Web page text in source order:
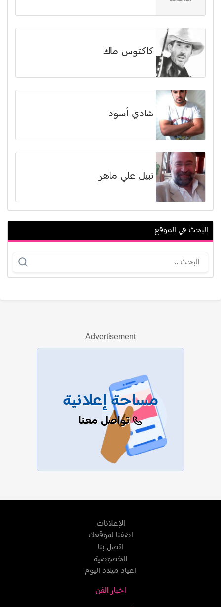
كاكتوس ماك
شادي أسود
نبيل علي ماهر
سيلفيا سيدني
عرض الكل
البحث في الموقع
Advertisement
مساحة إعلانية
تواصل معنا
الإعلانات
اضفنا لموقعك
اتصل بنا
الخصوصية
اعياد ميلاد اليوم
اخبار الفن